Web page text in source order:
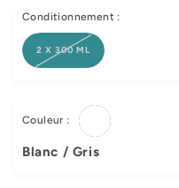
Conditionnement :
2 X 300 ML
Couleur :
Blanc / Gris